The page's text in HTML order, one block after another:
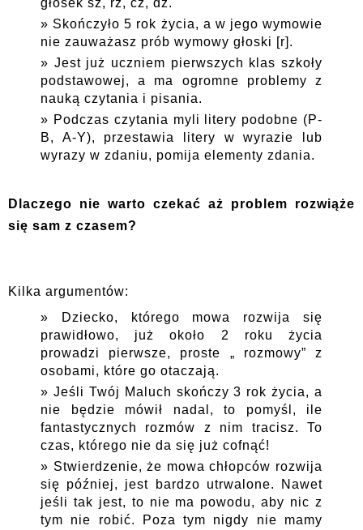
głosek sz, rz, cz, dż.
Skończyło 5 rok życia, a w jego wymowie
nie zauważasz prób wymowy głoski [r].
Jest już uczniem pierwszych klas szkoły
podstawowej, a ma ogromne problemy z
nauką czytania i pisania.
Podczas czytania myli litery podobne (P-
B, A-Y), przestawia litery w wyrazie lub
wyrazy w zdaniu, pomija elementy zdania.
Dlaczego nie warto czekać aż problem rozwiąże
się sam z czasem?
Kilka argumentów:
Dziecko, którego mowa rozwija się
prawidłowo, już około 2 roku życia
prowadzi pierwsze, proste „ rozmowy” z
osobami, które go otaczają.
Jeśli Twój Maluch skończy 3 rok życia, a
nie będzie mówił nadal, to pomyśl, ile
fantastycznych rozmów z nim tracisz. To
czas, którego nie da się już cofnąć!
Stwierdzenie, że mowa chłopców rozwija
się później, jest bardzo utrwalone. Nawet
jeśli tak jest, to nie ma powodu, aby nic z
tym nie robić. Poza tym nigdy nie mamy